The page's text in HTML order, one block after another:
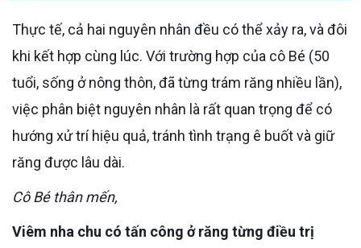
Thực tế, cả hai nguyên nhân đều có thể xảy ra, và đôi
khi kết hợp cùng lúc. Với trường hợp của cô Bé (50
tuổi, sống ở nông thôn, đã từng trám răng nhiều lần),
việc phân biệt nguyên nhân là rất quan trọng để có
hướng xử trí hiệu quả, tránh tình trạng ê buốt và giữ
răng được lâu dài.
Cô Bé thân mến,
Viêm nha chu có tấn công ở răng từng điều trị